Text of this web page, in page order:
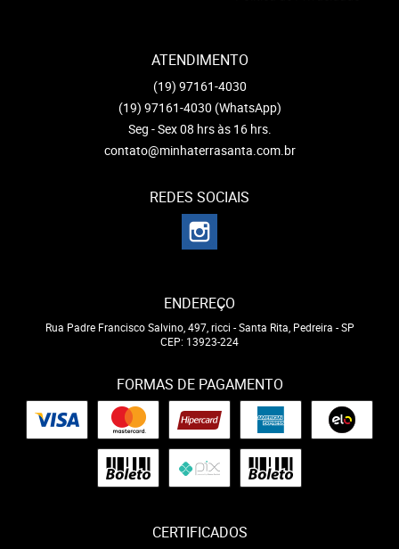
ATENDIMENTO
(19) 97161-4030
(19) 97161-4030 (WhatsApp)
Seg - Sex 08 hrs às 16 hrs.
contato@minhaterrasanta.com.br
REDES SOCIAIS
ENDEREÇO
Rua Padre Francisco Salvino, 497, ricci -Santa Rita, Pedreira -SP
CEP: 13923-224
FORMAS DE PAGAMENTO
CERTIFICADOS